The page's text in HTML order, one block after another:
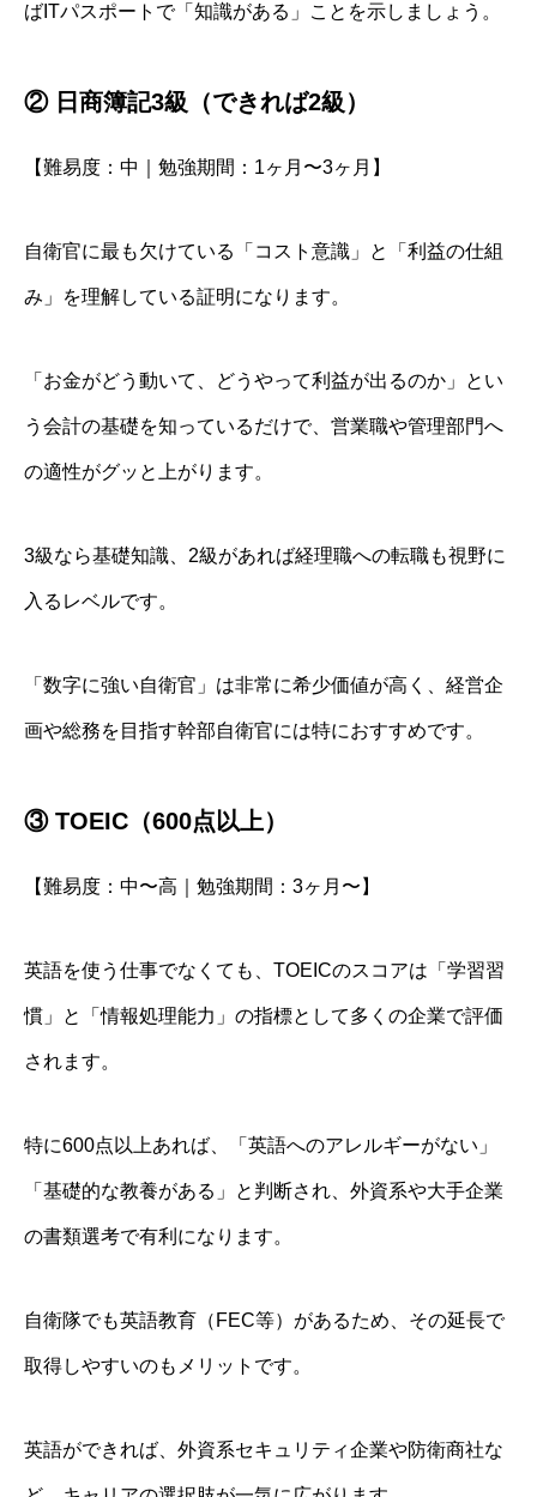
ばITパスポートで「知識がある」ことを示しましょう。
② 日商簿記3級（できれば2級）
【難易度：中｜勉強期間：1ヶ月〜3ヶ月】
自衛官に最も欠けている「コスト意識」と「利益の仕組
み」を理解している証明になります。
「お金がどう動いて、どうやって利益が出るのか」とい
う会計の基礎を知っているだけで、営業職や管理部門へ
の適性がグッと上がります。
3級なら基礎知識、2級があれば経理職への転職も視野に
入るレベルです。
「数字に強い自衛官」は非常に希少価値が高く、経営企
画や総務を目指す幹部自衛官には特におすすめです。
③ TOEIC（600点以上）
【難易度：中〜高｜勉強期間：3ヶ月〜】
英語を使う仕事でなくても、TOEICのスコアは「学習習
慣」と「情報処理能力」の指標として多くの企業で評価
されます。
特に600点以上あれば、「英語へのアレルギーがない」
「基礎的な教養がある」と判断され、外資系や大手企業
の書類選考で有利になります。
自衛隊でも英語教育（FEC等）があるため、その延長で
取得しやすいのもメリットです。
英語ができれば、外資系セキュリティ企業や防衛商社な